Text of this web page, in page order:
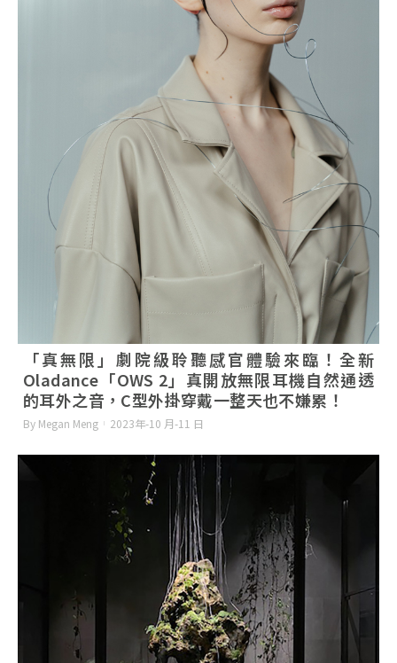
「真無限」劇院級聆聽感官體驗來臨！全新
Oladance「OWS 2」真開放無限耳機自然通透
的耳外之音，C型外掛穿戴一整天也不嫌累！
By Megan Meng 2023年-10 月-11 日